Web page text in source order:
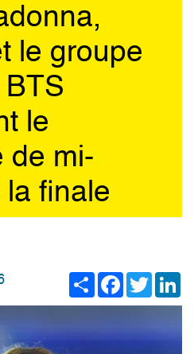
le groupe
le
de mi-
finale
ShareFacebook
Twitter